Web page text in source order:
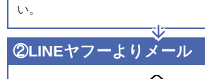
い。
②LINEヤフーよりメール